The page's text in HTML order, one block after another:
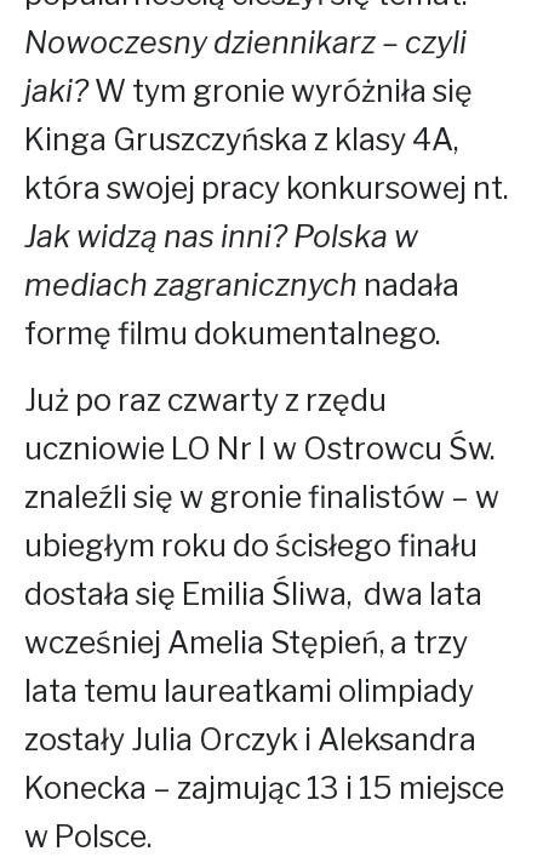
Nowoczesny dziennikarz – czyli
jaki?W tym gronie wyróżniła się
Kinga Gruszczyńska z klasy 4A,
która swojej pracy konkursowej nt.
Jak widzą nas inni? Polska w
mediach zagranicznych nadała
formę filmu dokumentalnego.
Już po raz czwarty z rzędu
uczniowie LO Nr I w Ostrowcu Św.
znaleźli się w gronie finalistów – w
ubiegłym roku do ścisłego finału
dostała się Emilia Śliwa, dwa lata
wcześniej Amelia Stępień, a trzy
lata temu laureatkami olimpiady
zostały Julia Orczyk i Aleksandra
Konecka – zajmując 13 i 15 miejsce
w Polsce.